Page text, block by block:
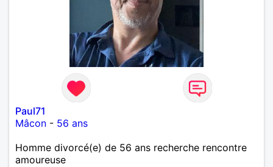
Paul71
Mâcon - 56 ans
Homme divorcé(e) de 56 ans recherche rencontre
amoureuse